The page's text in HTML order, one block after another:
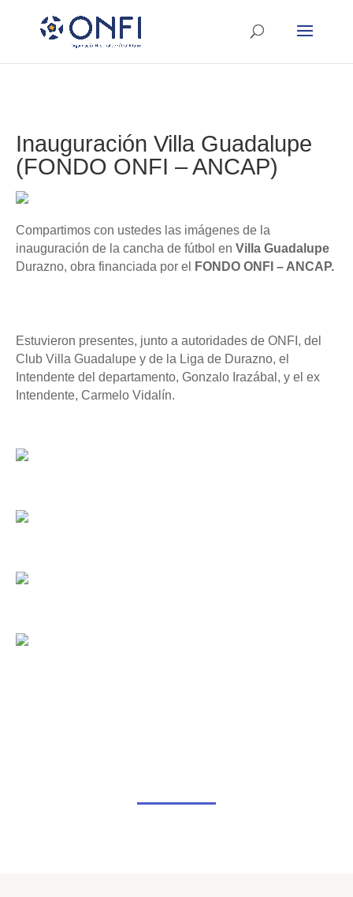
Inauguración Villa Guadalupe
(FONDO ONFI – ANCAP)
Compartimos con ustedes las imágenes de la
inauguración de la cancha de fútbol en Villa Guadalupe
Durazno, obra financiada por el
FONDO ONFI – ANCAP.
Estuvieron presentes, junto a autoridades de ONFI, del
Club Villa Guadalupe y de la Liga de Durazno, el
Intendente del departamento, Gonzalo Irazábal, y el ex
Intendente, Carmelo Vidalín.